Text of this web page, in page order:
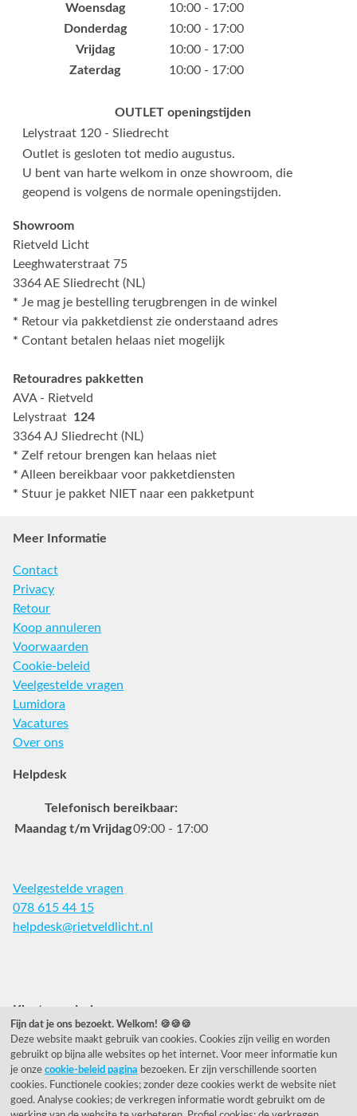
Woensdag
10:00 - 17:00
Donderdag
10:00 - 17:00
Vrijdag
10:00 - 17:00
Zaterdag
10:00 - 17:00
OUTLET openingstijden
Lelystraat 120 - Sliedrecht
Outlet is gesloten tot medio augustus.
U bent van harte welkom in onze showroom, die
geopend is volgens de normale openingstijden.
Showroom
Rietveld Licht
Leeghwaterstraat 75
3364 AE Sliedrecht (NL)
* Je mag je bestelling terugbrengen in de winkel
* Retour via pakketdienst zie onderstaand adres
* Contant betalen helaas niet mogelijk
Retouradres pakketten
AVA - Rietveld
Lelystraat 124
3364 AJ Sliedrecht (NL)
* Zelf retour brengen kan helaas niet
* Alleen bereikbaar voor pakketdiensten
* Stuur je pakket NIET naar een pakketpunt
Meer Informatie
Contact
Privacy
Retour
Koop annuleren
Voorwaarden
Cookie-beleid
Veelgestelde vragen
Lumidora
Vacatures
Over ons
Helpdesk
Telefonisch bereikbaar:
Maandag t/m Vrijdag09:00 - 17:00
Veelgestelde vragen
078 615 44 15
helpdesk@rietveldlicht.nl
Klantwaardering
"Zeer goed" - eKomi.nl
Cijfer: 9.2 (25540 recensies)
Fijn dat je ons bezoekt. Welkom! 🍪🍪🍪
Deze website maakt gebruik van cookies. Cookies zijn veilig en worden
gebruikt op bijna alle websites op het internet. Voor meer informatie kun
je onze cookie-beleid pagina bezoeken. Er zijn verschillende soorten
cookies. Functionele cookies; zonder deze cookies werkt de website niet
goed. Analyse cookies; de verkregen informatie wordt gebruikt om de